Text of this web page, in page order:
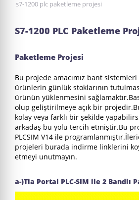
s7-1200 plc paketleme projesi
S7-1200 PLC Paketleme
Paketleme Projesi
Bu projede amacımız bant sistemleri
ürünlerin günlük stoklarının
ürünün yüklenmesini
olup geliştirilmeye açık bir
kolay veya farklı bir şekilde
arkadaş bu yolu tercih etmiştir.Bu
PLCSIM V14 ile
projeleri burada indirme linklerini
etmeyi unutmayın.
a-)Tia Portal PLC-SIM ile 2 Bandlı